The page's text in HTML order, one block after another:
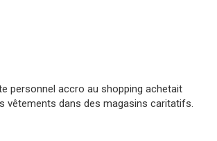
personnel accro au shopping achetait
vêtements dans des magasins caritatifs.